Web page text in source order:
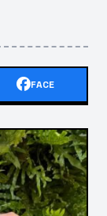
FACE